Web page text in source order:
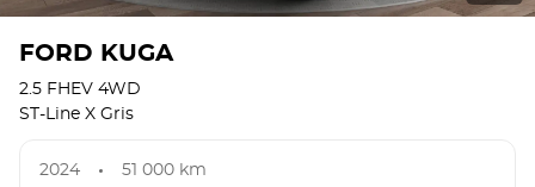
FORD KUGA
2.5 FHEV 4WD
ST-Line X Gris
2024 51 000 km